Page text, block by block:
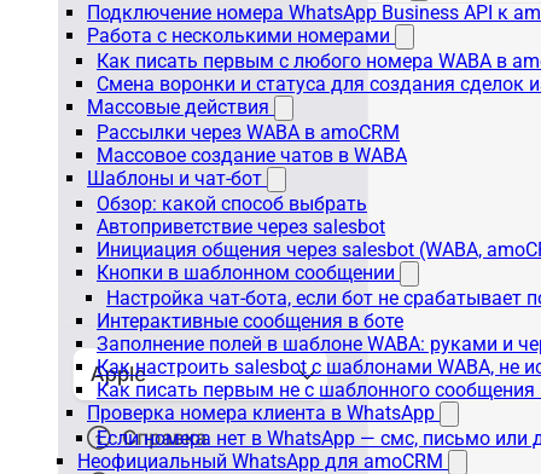
Подключение номера WhatsApp Business API к
Работа с несколькими номерами
Как писать первым с любого номера WABA в
Смена воронки и статуса для создания сделок
Массовые действия
Рассылки через WABA в amoCRM
Массовое создание чатов в WABA
Шаблоны и чат-бот
Обзор: какой способ выбрать
Автоприветствие через salesbot
Инициация общения через salesbot (WABA,
Кнопки в шаблонном сообщении
Настройка чат-бота, если бот не срабатывает
Интерактивные сообщения в боте
Заполнение полей в шаблоне WABA: руками и
Как настроить salesbot с шаблонами WABA, не
Как писать первым не с шаблонного сообщения
Проверка номера клиента в WhatsApp
Если номера нет в WhatsApp — смс, письмо или
Неофициальный WhatsApp для amoCRM